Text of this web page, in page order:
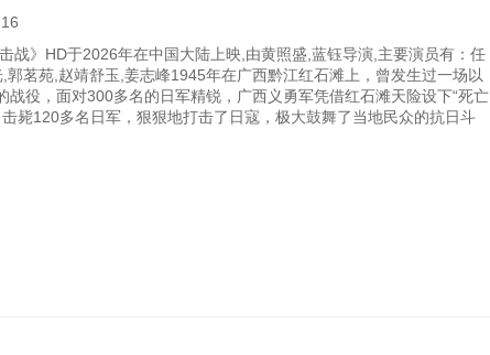
战》HD于2026年在中国大陆上映,由黄照盛,蓝钰导演,主要演员有：任
郭茗苑,赵靖舒玉,姜志峰1945年在广西黔江红石滩上，曾发生过一场以
战役，面对300多名的日军精锐，广西义勇军凭借红石滩天险设下“死亡
击毙120多名日军，狠狠地打击了日寇，极大鼓舞了当地民众的抗日斗